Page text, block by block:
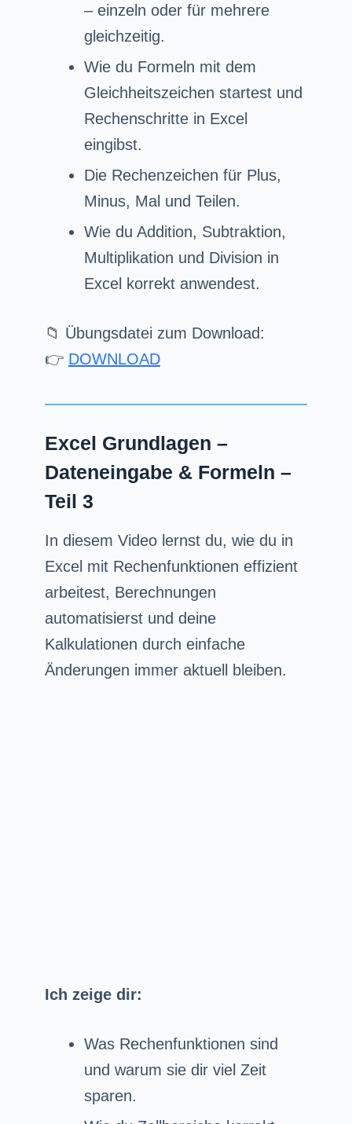
– einzeln oder für mehrere
gleichzeitig.
Wie du Formeln mit dem
Gleichheitszeichen startest und
Rechenschritte in Excel
eingibst.
Die Rechenzeichen für Plus,
Minus, Mal und Teilen.
Wie du Addition, Subtraktion,
Multiplikation und Division in
Excel korrekt anwendest.
📁 Übungsdatei zum Download:
👉 DOWNLOAD
Excel Grundlagen –
Dateneingabe & Formeln –
Teil 3
In diesem Video lernst du, wie du in
Excel mit Rechenfunktionen effizient
arbeitest, Berechnungen
automatisierst und deine
Kalkulationen durch einfache
Änderungen immer aktuell bleiben.
Ich zeige dir:
Was Rechenfunktionen sind
und warum sie dir viel Zeit
sparen.